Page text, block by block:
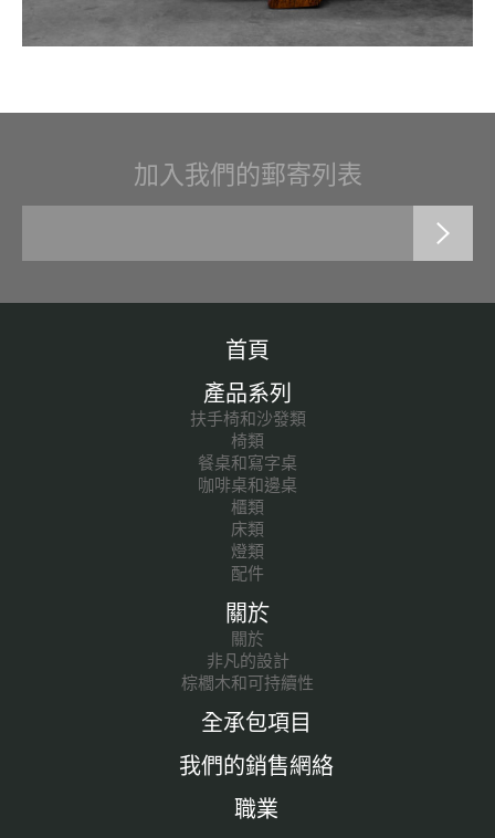
加入我們的郵寄列表
首頁
產品系列
扶手椅和沙發類
椅類
餐桌和寫字桌
咖啡桌和邊桌
櫃類
床類
燈類
配件
關於
關於
非凡的設計
棕櫚木和可持續性
全承包項目
我們的銷售網絡
職業